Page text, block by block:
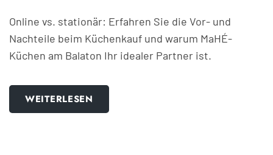
Online vs. stationär: Erfahren Sie die Vor- und
Nachteile beim Küchenkauf und warum MaHÉ-
Küchen am Balaton Ihr idealer Partner ist.
WEITERLESEN